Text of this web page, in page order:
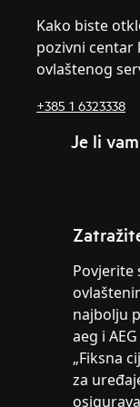
Kako biste
pozivni centar
ovlaštenog
+385 1 6323338
Je li
Povjerite
najbolju
aeg i
„Fiksna
za